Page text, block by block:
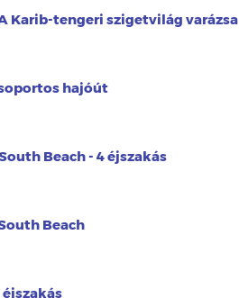
Karib-tengeri szigetvilág varázsa
hajóút
Beach - 4 éjszakás
Beach